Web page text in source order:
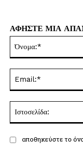
ΑΦΗΣΤΕ ΜΙΑ
αποθηκεύστε το